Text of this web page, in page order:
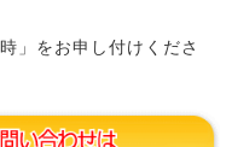
」をお申し付けくださ